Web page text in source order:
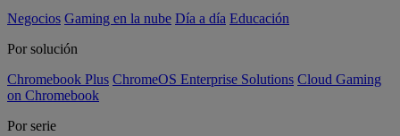
Negocios Gaming en la nube Día a día Educación
Por solución
Chromebook Plus ChromeOS Enterprise Solutions Cloud Gaming
on Chromebook
Por serie